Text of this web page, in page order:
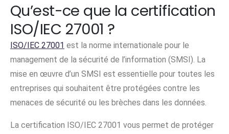
Qu’est-ce que la certification
ISO/IEC 27001 ?
ISO/IEC 27001 est la norme internationale pour le
management de la sécurité de l’information (SMSI). La
mise en œuvre d’un SMSI est essentielle pour toutes les
entreprises qui souhaitent être protégées contre les
menaces de sécurité ou les brèches dans les données.
La certification ISO/IEC 27001 vous permet de protéger